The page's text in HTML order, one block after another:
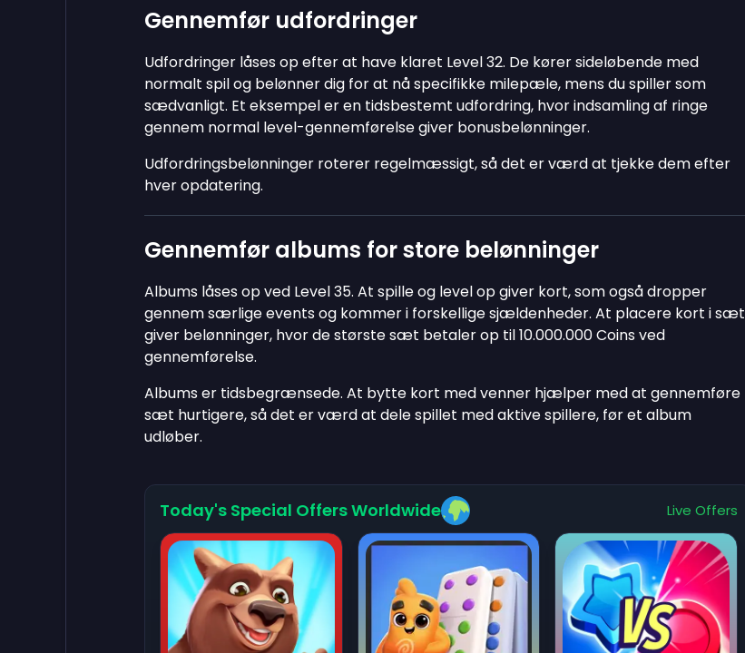
Gennemfør udfordringer
Udfordringer låses op efter at have klaret Level 32. De kører sideløbende med
normalt spil og belønner dig for at nå specifikke milepæle, mens du spiller som
sædvanligt. Et eksempel er en tidsbestemt udfordring, hvor indsamling af ringe
gennem normal level-gennemførelse giver bonusbelønninger.
Udfordringsbelønninger roterer regelmæssigt, så det er værd at tjekke dem efter
hver opdatering.
Gennemfør albums for store belønninger
Albums låses op ved Level 35. At spille og level op giver kort, som også dropper
gennem særlige events og kommer i forskellige sjældenheder. At placere kort i sæt
giver belønninger, hvor de største sæt betaler op til 10.000.000 Coins ved
gennemførelse.
Albums er tidsbegrænsede. At bytte kort med venner hjælper med at gennemføre
sæt hurtigere, så det er værd at dele spillet med aktive spillere, før et album
udløber.
Today's Special Offers Worldwide Live Offers